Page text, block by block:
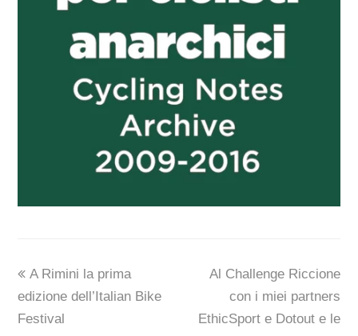
previous
post:
A Rimini la prima
edizione dell’Italian Bike
Festival
next
post:
Al Challenge Riccione
con i miei partners
EthicSport e Dotout e le